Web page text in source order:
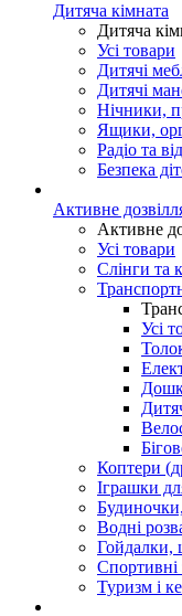
Дитяча кімната
Дитяча
Усі товари
Дитячі
Дитячі
Нічники,
Ящики,
Радіо та
Безпека
Активне
Активне
Усі товари
Слінги та
Усі
Коптери
Іграшки
Водні
Гойдалки,
Спортивні
Туризм і